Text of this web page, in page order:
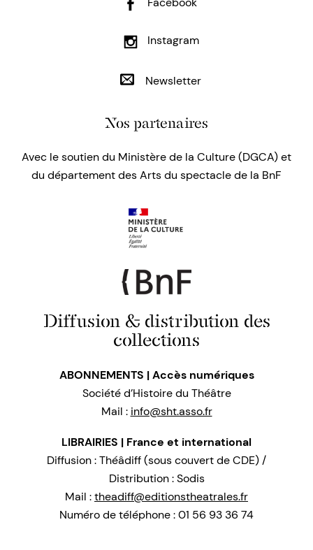
Instagram
Newsletter
Nos partenaires
Avec le soutien du Ministère de la Culture (DGCA) et
du département des Arts du spectacle de la BnF
Diffusion & distribution des
collections
ABONNEMENTS | Accès numériques
Société d’Histoire du Théâtre
Mail : info@sht.asso.fr
LIBRAIRIES | France et international
Diffusion : Théâdiff (sous couvert de CDE) /
Distribution : Sodis
Mail :theadiff@editionstheatrales.fr
Numéro de téléphone : 01 56 93 36 74